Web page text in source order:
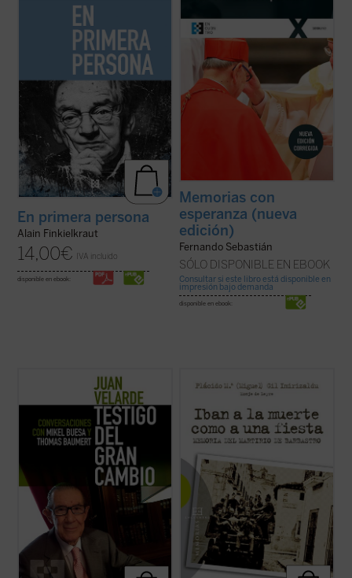
cartas sobre la mesa, digo desde dónde
hablo (...) Con todo, como escribió
Kierkegaard, 'pensar es una cosa, existir ...
En primera persona
Alain Finkielkraut
14,00€ IVA incluido
disponible en ebook:
demasiadas tensiones, demasiados
rechazos, ...(ver ficha)
Memorias con
esperanza (nueva
edición)
Fernando Sebastián
SÓLO DISPONIBLE EN EBOOK
Consultar si este libro está disponible en
impresión bajo demanda
disponible en ebook:
Este libro recoge los recuerdos y
memorias del profesor Juan Velarde a
través de una serie de conversaciones con
los profesores Mikel Buesa y Thomas
Baumert, en las que, de forma rigurosa
pero distendida, se repasan los principales
episodios de ... (ver ficha)
padre Plácido María Gil Imirizaldu nos
uno de los episodios más sobrecogedores
de aquella Guerra Civil en la que se
desataron todos los demonios: el ...(ver
ficha)